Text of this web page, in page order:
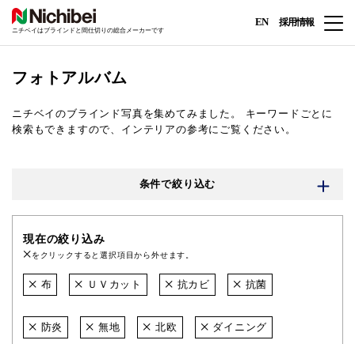
ニチベイはブラインドと間仕切りの総合メーカーです
EN 採用情報
フォトアルバム
ニチベイのブラインド写真を集めてみました。
キーワードごとに
検索もできますので、インテリアの参考にご覧ください。
条件で絞り込む
現在の絞り込み
をクリックすると選択項目から外せます。
布 ＵＶカット 抗カビ 抗菌
防炎 無地 北欧 ダイニング